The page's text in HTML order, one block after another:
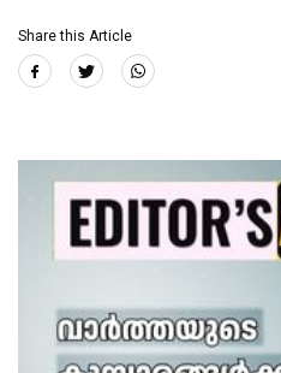
Share this Article